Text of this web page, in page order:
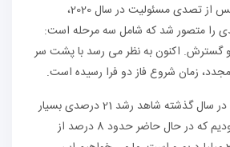
مدیرعامل جدید نوکیا پس از تصدی مسئولیت در سال 2020،
را متصور شد که شامل سه مرحله است:
گسترش. اکنون به نظر می رسد با پشت سر
زمان شروع فاز دو فرا رسیده است.
لوندمارک می‌گوید: «ما در سال گذشته شاهد رشد 21 درصدی بسیار
خوبی در تجارت خود بودیم که در حال حاضر حدود 8 درصد از